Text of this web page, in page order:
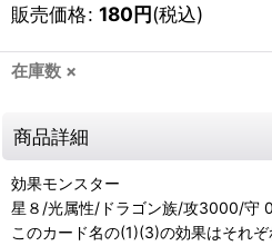
販売価格: 180円(税込)
在庫数 ×
商品詳細
効果モンスター
星８/光属性/ドラゴン族/攻3000/守 0
このカード名の(1)(3)の効果はそれ